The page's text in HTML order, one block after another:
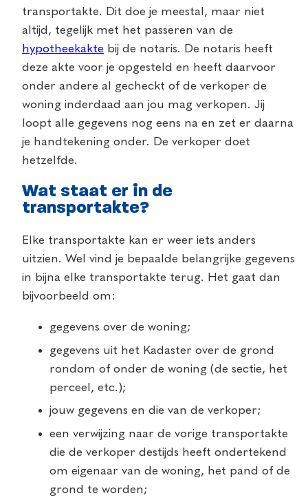
transportakte. Dit doe je meestal, maar niet
altijd, tegelijk met het passeren van de
hypotheekakte bij de notaris. De notaris heeft
deze akte voor je opgesteld en heeft daarvoor
onder andere al gecheckt of de verkoper de
woning inderdaad aan jou mag verkopen. Jij
loopt alle gegevens nog eens na en zet er daarna
je handtekening onder. De verkoper doet
hetzelfde.
Wat staat er in de
transportakte?
Elke transportakte kan er weer iets anders
uitzien. Wel vind je bepaalde belangrijke gegevens
in bijna elke transportakte terug. Het gaat dan
bijvoorbeeld om:
gegevens over de woning;
gegevens uit het Kadaster over de grond
rondom of onder de woning (de sectie, het
perceel, etc.);
jouw gegevens en die van de verkoper;
een verwijzing naar de vorige transportakte
die de verkoper destijds heeft ondertekend
om eigenaar van de woning, het pand of de
grond te worden;